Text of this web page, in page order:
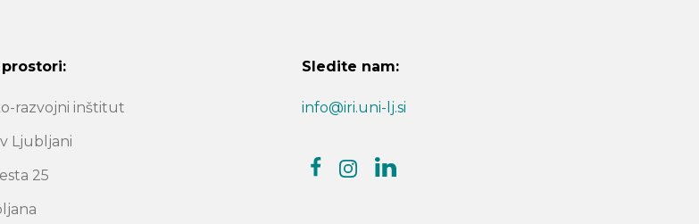
razvojni inštitut
Ljubljani
25
Sledite nam:
info@iri.uni-lj.si